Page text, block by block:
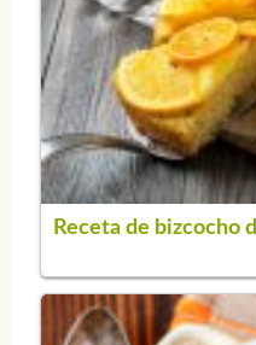
Receta de bizcocho